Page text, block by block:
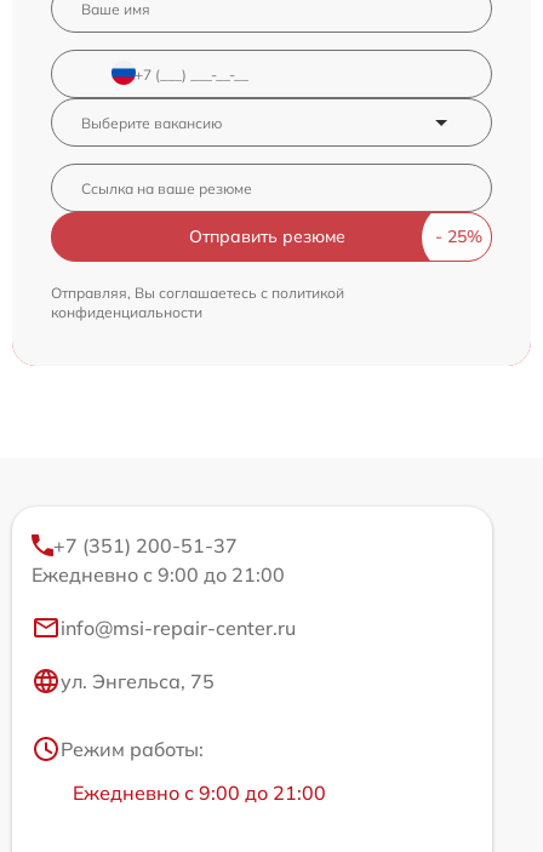
Отправить резюме
Отправляя, Вы соглашаетесь с политикой
конфиденциальности
+7 (351) 200-51-37
Ежедневно с 9:00 до 21:00
info@msi-repair-center.ru
ул. Энгельса, 75
Режим работы:
Ежедневно с 9:00 до 21:00